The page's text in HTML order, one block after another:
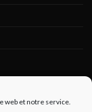
web et notre service.